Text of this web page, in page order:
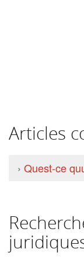
Articles
› Quest-ce